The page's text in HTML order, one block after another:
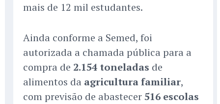
mais de 12 mil estudantes.
Ainda conforme a Semed, foi
autorizada a chamada pública para a
compra de 2.154 toneladas de
alimentos da agricultura familiar,
com previsão de abastecer516 escolas